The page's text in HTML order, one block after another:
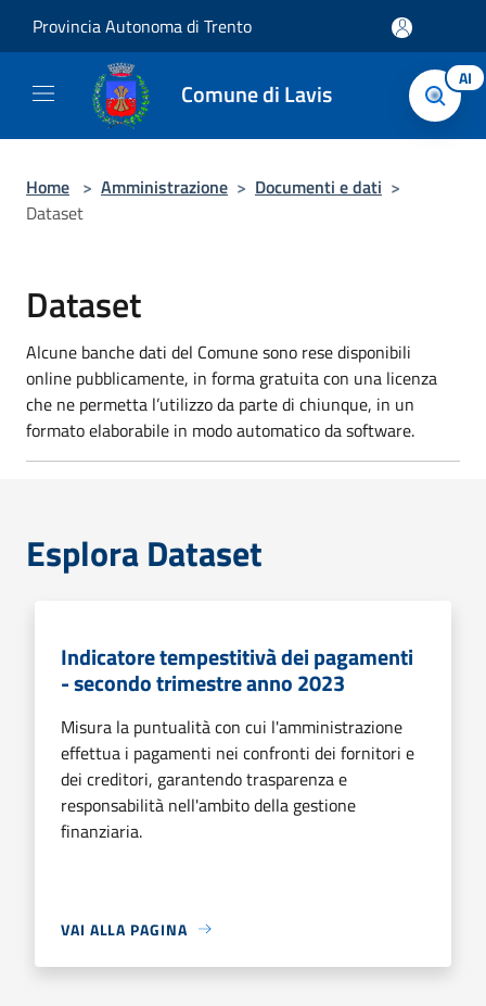
Provincia Autonoma di Trento
Comune di Lavis AI
Home > Amministrazione > Documenti e dati >
Dataset
Dataset
Alcune banche dati del Comune sono rese disponibili
online pubblicamente, in forma gratuita con una licenza
che ne permetta l’utilizzo da parte di chiunque, in un
formato elaborabile in modo automatico da software.
Esplora Dataset
Indicatore tempestitivà dei pagamenti
- secondo trimestre anno 2023
Misura la puntualità con cui l'amministrazione
effettua i pagamenti nei confronti dei fornitori e
dei creditori, garantendo trasparenza e
responsabilità nell'ambito della gestione
finanziaria.
VAI ALLA PAGINA